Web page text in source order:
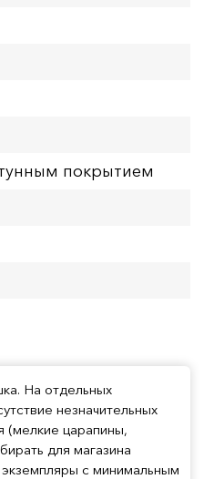
покрытием
На отдельных
незначительных
(мелкие царапины,
для магазина
с минимальным